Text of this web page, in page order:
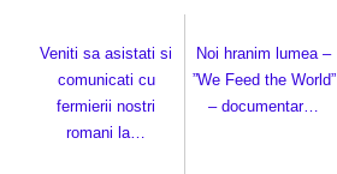
Veniti sa asistati si
comunicati cu
fermierii nostri
romani la…
Noi hranim lumea –
”We Feed the World”
– documentar…